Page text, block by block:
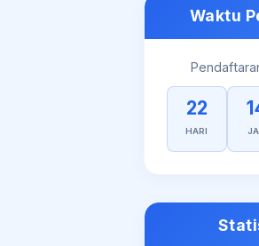
Waktu
22
HARI